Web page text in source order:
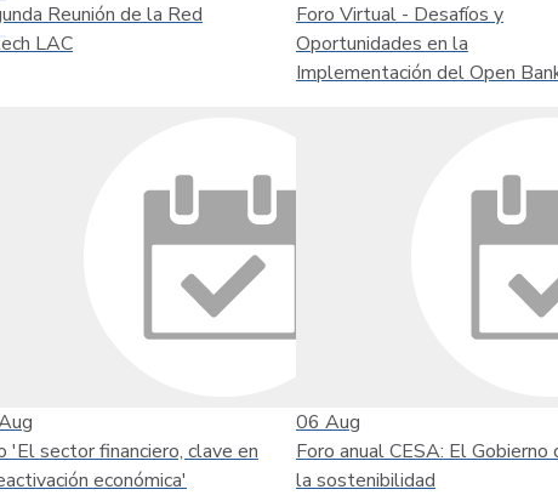
Reunión de la Red
LAC
Foro Virtual - Desafíos y
Oportunidades en la
Implementación del Open
'El sector financiero, clave en
económica'
06 Aug
Foro anual CESA: El Gobierno
la sostenibilidad